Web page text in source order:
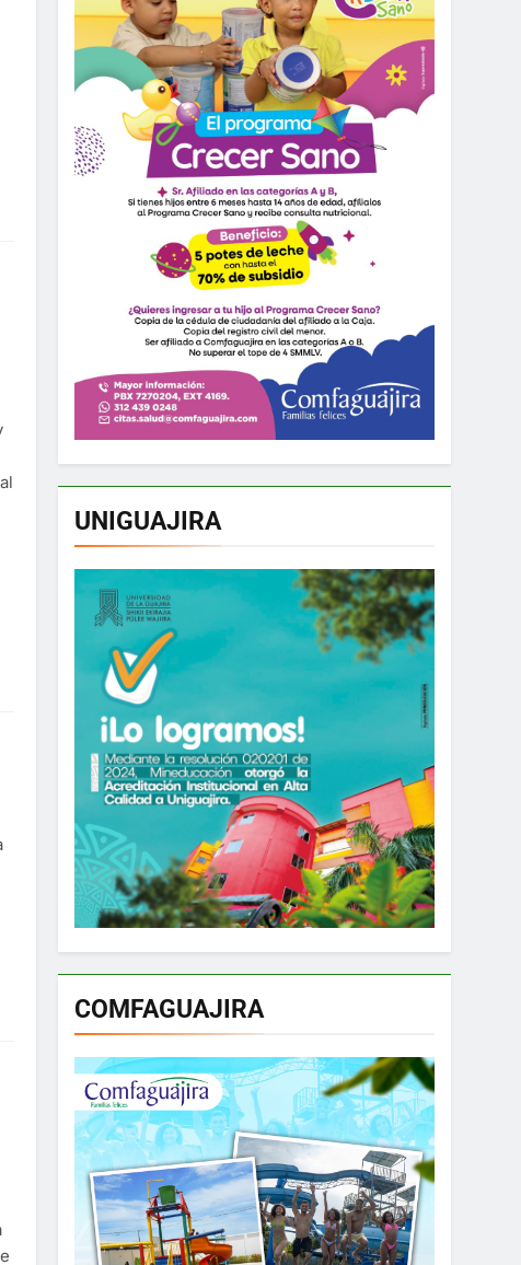
UNIGUAJIRA
COMFAGUAJIRA